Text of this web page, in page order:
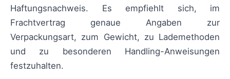
Haftungsnachweis. Es empfiehlt sich, im
Frachtvertrag genaue Angaben zur
Verpackungsart, zum Gewicht, zu Lademethoden
und zu besonderen Handling-Anweisungen
festzuhalten.